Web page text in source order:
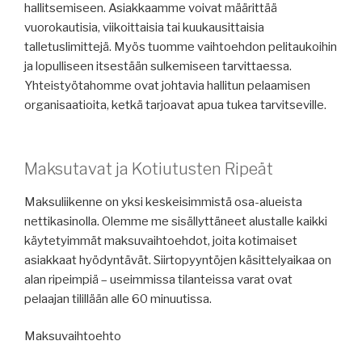
hallitsemiseen. Asiakkaamme voivat määrittää
vuorokautisia, viikoittaisia tai kuukausittaisia
talletuslimittejä. Myös tuomme vaihtoehdon pelitaukoihin
ja lopulliseen itsestään sulkemiseen tarvittaessa.
Yhteistyötahomme ovat johtavia hallitun pelaamisen
organisaatioita, ketkä tarjoavat apua tukea tarvitseville.
Maksutavat ja Kotiutusten Ripeät
Maksuliikenne on yksi keskeisimmistä osa-alueista
nettikasinolla. Olemme me sisällyttäneet alustalle kaikki
käytetyimmät maksuvaihtoehdot, joita kotimaiset
asiakkaat hyödyntävät. Siirtopyyntöjen käsittelyaikaa on
alan ripeimpiä – useimmissa tilanteissa varat ovat
pelaajan tilillään alle 60 minuutissa.
Maksuvaihtoehto